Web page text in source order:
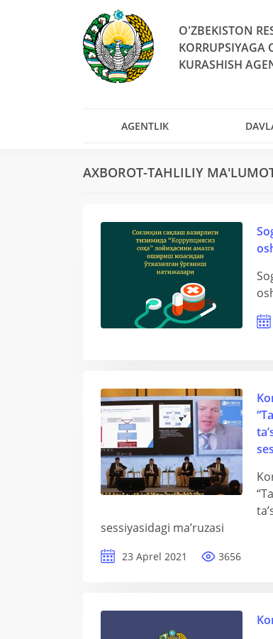
O'ZBEKISTON
KORRUPSIYAGA
KURASHISH
AGENTLIK
AXBOROT-TAHLILIY
sessiyasidagi ma’ruzasi
23 Aprel 2021 3656